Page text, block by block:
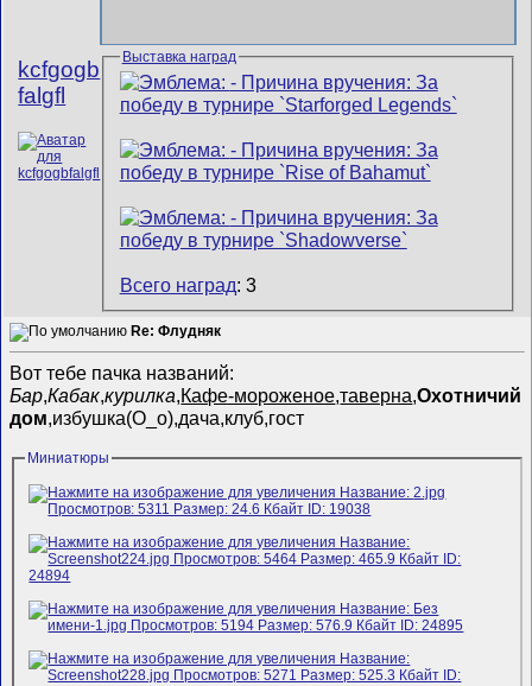
kcfgogb
falgfl
Выставка наград
Всего наград: 3
Re: Флудняк
Вот тебе пачка названий:
Бар,Кабак,курилка,Кафе-мороженое,таверна,Охотничий
дом,избушка(О_о),дача,клуб,гост
Миниатюры